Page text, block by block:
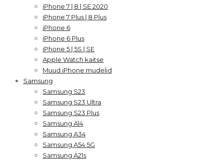
iPhone 7 | 8 | SE 2020
iPhone 7 Plus | 8 Plus
iPhone 6
iPhone 6 Plus
iPhone 5 | 5S | SE
Apple Watch kaitse
Muud iPhone mudelid
Samsung
Samsung S23
Samsung S23 Ultra
Samsung S23 Plus
Samsung A14
Samsung A34
Samsung A54 5G
Samsung A21s